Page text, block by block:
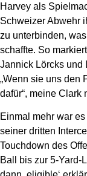
Harvey als
Schweizer Abwehr
zu unterbinden,
schaffte. So
Jannick Lörcks und
„Wenn sie uns den
dafür“, meine Clark
Einmal mehr war
seiner dritten
Touchdown des
Ball bis zur 5-Yard-